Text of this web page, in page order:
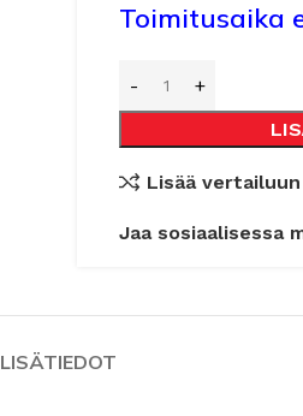
Toimitusaika
Lisää vertailuun
Jaa sosiaalisessa
LISÄTIEDOT